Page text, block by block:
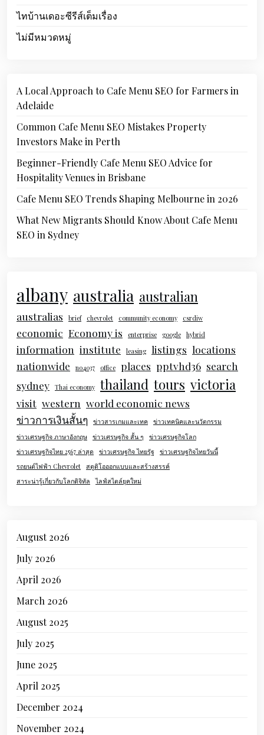
ไทบ้านเดอะซีรีส์เต็มเรื่อง
ไม่มีหมวดหมู่
A Local Approach to Cafe Menu SEO for Farmers in
Adelaide
Common Cafe Menu SEO Mistakes Property
Investors Make in Perth
Beginner-Friendly Cafe Menu SEO Advice for
Hospitality Venues in Brisbane
Cafe Menu SEO Trends Shaping Melbourne in 2026
What New Migrants Should Know About Cafe Menu
SEO in Sydney
albany australia australian
australias brief chevrolet community economy csrdiw
economic Economy is enterprise google hybrid
information institute leasing listings locations
nationwide
no4037 office places pptvhd36 search
sydney Thai economy thailand tours victoria
visit western world economic news
ข่าวการเงินสั้นๆ ข่าวสารเกมและเทค ข่าวเทคนิคและนวัตกรรม
ข่าวเศรษฐกิจ ภาษาอังกฤษ ข่าวเศรษฐกิจ สั้น ๆ
ข่าวเศรษฐกิจโลก
ข่าวเศรษฐกิจไทย 2567 ล่าสุด
ข่าวเศรษฐกิจ ไทยรัฐ ข่าวเศรษฐกิจไทยวันนี้
รถยนต์ไฟฟ้า Chevrolet สตูดิโอออกแบบและสร้างสรรค์
สาระน่ารู้เกี่ยวกับโลกดิจิทัล
ไลฟ์สไตล์ยุคใหม่
August 2026
July 2026
April 2026
March 2026
August 2025
July 2025
June 2025
April 2025
December 2024
November 2024